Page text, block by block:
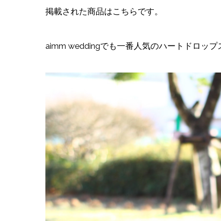
掲載された商品はこちらです。
aimm weddingでも一番人気のハートドロップ